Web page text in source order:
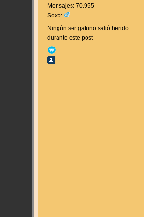
Mensajes: 70.955
Sexo:
Ningún ser gatuno salió herido
durante este post